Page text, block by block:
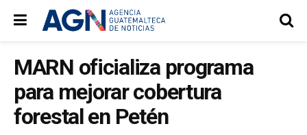
MARN oficializa programa
para mejorar cobertura
forestal en Petén